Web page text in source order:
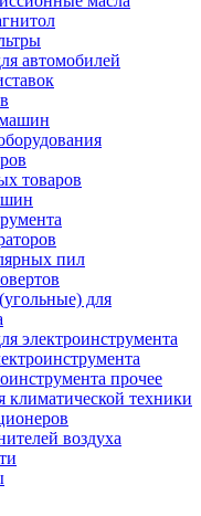
автомобилей
товаров
пил
для
электроинструмента
прочее
климатической техники
воздуха